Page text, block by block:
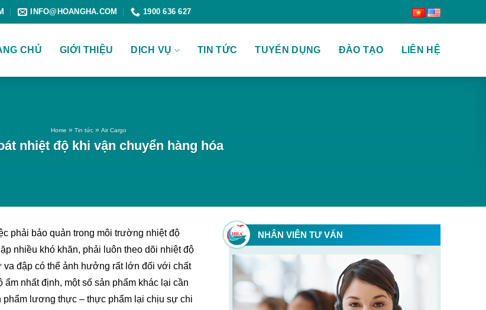
INFO@HOANGHA.COM 1900 636 627
CHỦ GIỚI THIỆU DỊCH VỤ TIN TỨC TUYỂN DỤNG ĐÀO TẠO LIÊN HỆ
Home » Tin tức » Air Cargo
nhiệt độ khi vận chuyển hàng hóa
phải bảo quản trong môi trường nhiệt độ
nhiều khó khăn, phải luôn theo dõi nhiệt độ
va đập có thể ảnh hưởng rất lớn đối với chất
nhất định, một số sản phẩm khác lại cần
lương thực – thực phẩm lại chịu sự chi
NHÂN VIÊN TƯ VẤN